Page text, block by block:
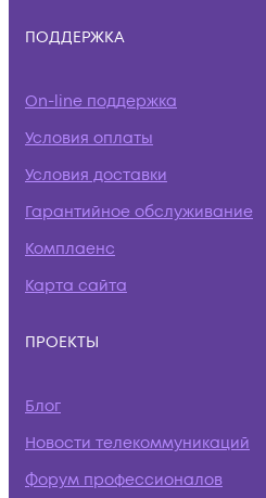
ПОДДЕРЖКА
On-line поддержка
Условия оплаты
Условия доставки
Гарантийное обслуживание
Комплаенс
Карта сайта
ПРОЕКТЫ
Блог
Новости телекоммуникаций
Форум профессионалов